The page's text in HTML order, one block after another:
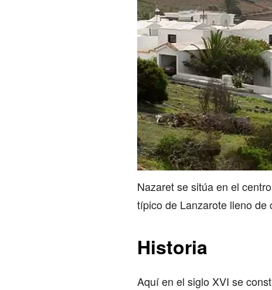
Nazaret se sitúa en el
típico de Lanzarote lleno de
Historia
Aquí en el siglo XVI se